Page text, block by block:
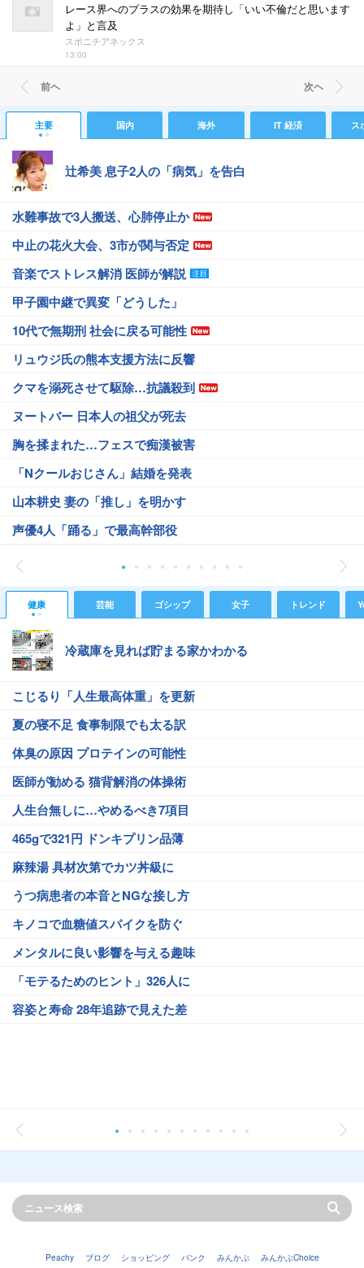
レース界へのプラスの効果を期待し「いい不倫だと思います
よ」と言及
スポニチアネックス
13:00
前ヘ 次ヘ
主要 国内 海外 IT 経済 ス
辻希美 息子2人の「病気」を告白
水難事故で3人搬送、心肺停止か
中止の花火大会、3市が関与否定
音楽でストレス解消 医師が解説
甲子園中継で異変「どうした」
10代で無期刑 社会に戻る可能性
リュウジ氏の熊本支援方法に反響
クマを溺死させて駆除…抗議殺到
ヌートバー 日本人の祖父が死去
胸を揉まれた…フェスで痴漢被害
「Nクールおじさん」結婚を発表
山本耕史 妻の「推し」を明かす
声優4人「踊る」で最高幹部役
健康 芸能 ゴシップ 女子 トレンド
冷蔵庫を見れば貯まる家かわかる
こじるり「人生最高体重」を更新
夏の寝不足 食事制限でも太る訳
体臭の原因 プロテインの可能性
医師が勧める 猫背解消の体操術
人生台無しに…やめるべき7項目
465gで321円 ドンキプリン品薄
麻辣湯 具材次第でカツ丼級に
うつ病患者の本音とNGな接し方
キノコで血糖値スパイクを防ぐ
メンタルに良い影響を与える趣味
「モテるためのヒント」326人に
容姿と寿命 28年追跡で見えた差
Peachy ブログ ショッピング バンク みんかぶ みんかぶChoice